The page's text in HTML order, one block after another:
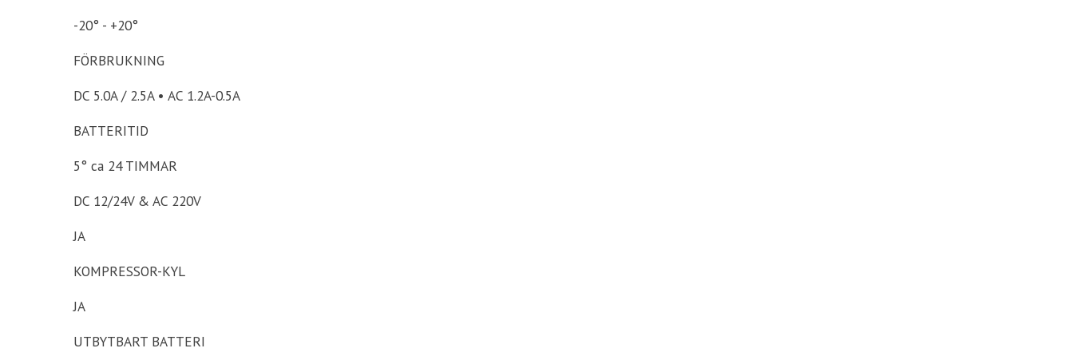
-20° - +20°
FÖRBRUKNING
DC 5.0A / 2.5A • AC 1.2A-0.5A
BATTERITID
5° ca 24 TIMMAR
DC 12/24V & AC 220V
JA
KOMPRESSOR-KYL
JA
UTBYTBART BATTERI